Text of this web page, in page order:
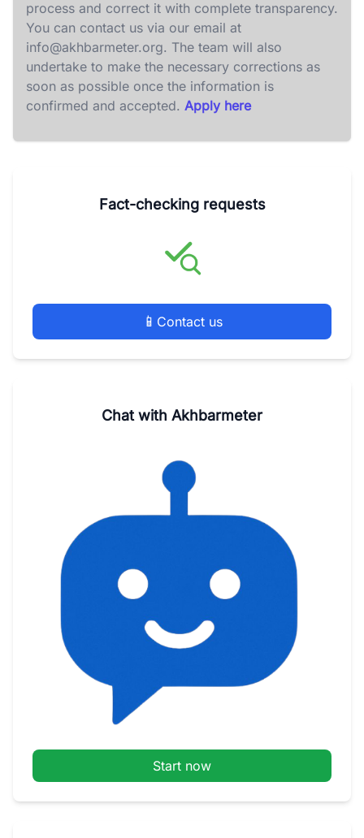
process and correct it with complete transparency.
You can contact us via our email at
info@akhbarmeter.org. The team will also
undertake to make the necessary corrections as
soon as possible once the information is
confirmed and accepted. Apply here
Fact-checking requests
📱 Contact us
Chat with Akhbarmeter
Start now